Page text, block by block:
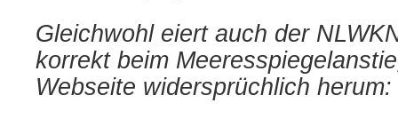
Gleichwohl eiert auch der
korrekt beim
Webseite widersprüchlich herum: